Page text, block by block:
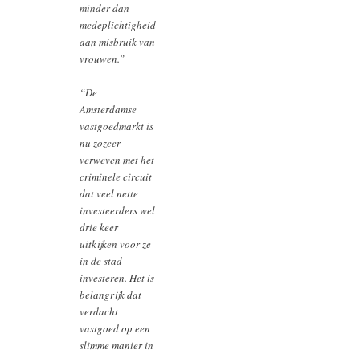
minder dan
medeplichtigheid
aan misbruik van
vrouwen.”
“De
Amsterdamse
vastgoedmarkt is
nu zozeer
verweven met het
criminele circuit
dat veel nette
investeerders wel
drie keer
uitkijken voor ze
in de stad
investeren. Het is
belangrijk dat
verdacht
vastgoed op een
slimme manier in